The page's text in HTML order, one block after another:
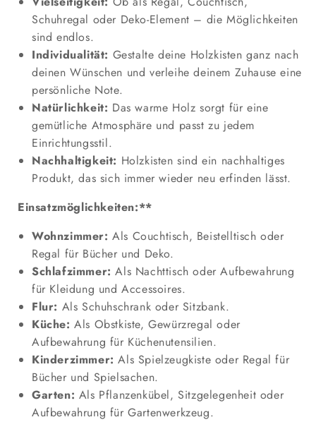
Schuhregal oder Deko-Element – die Möglichkeiten
sind endlos.
Individualität: Gestalte deine Holzkisten ganz nach
deinen Wünschen und verleihe deinem Zuhause eine
persönliche Note.
Natürlichkeit: Das warme Holz sorgt für eine
gemütliche Atmosphäre und passt zu jedem
Einrichtungsstil.
Nachhaltigkeit: Holzkisten sind ein nachhaltiges
Produkt, das sich immer wieder neu erfinden lässt.
Einsatzmöglichkeiten:**
Wohnzimmer: Als Couchtisch, Beistelltisch oder
Regal für Bücher und Deko.
Schlafzimmer: Als Nachttisch oder Aufbewahrung
für Kleidung und Accessoires.
Flur: Als Schuhschrank oder Sitzbank.
Küche: Als Obstkiste, Gewürzregal oder
Aufbewahrung für Küchenutensilien.
Kinderzimmer: Als Spielzeugkiste oder Regal für
Bücher und Spielsachen.
Garten: Als Pflanzenkübel, Sitzgelegenheit oder
Aufbewahrung für Gartenwerkzeug.